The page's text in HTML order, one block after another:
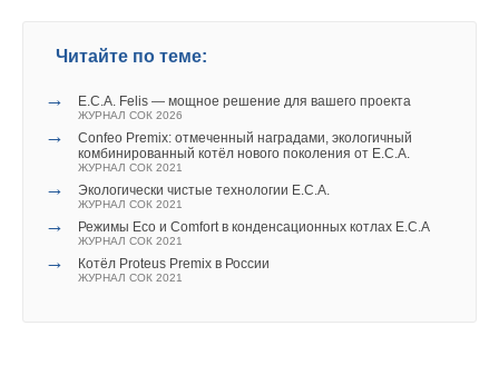
Читайте по теме:
→ E.C.A. Felis — мощное решение для вашего проекта
ЖУРНАЛ СОК 2026
→
Confeo Premix: отмеченный наградами, экологичный
комбинированный котёл нового поколения от E.C.A.
ЖУРНАЛ СОК 2021
→ Экологически чистые технологии E.C.A.
ЖУРНАЛ СОК 2021
→ Режимы Eco и Comfort в конденсационных котлах E.C.A
ЖУРНАЛ СОК 2021
→ Котёл Proteus Premix в России
ЖУРНАЛ СОК 2021
водорода является развитие производства биометана.
от солнца и ветра — это самая реальная перспектива
систем климатизации городов и зданий на Украине в XXI
веке.
В каких странах Евросоюза развиваются системы ЦТ?
Исключительно в тех странах, где правительства имеют
В этой теме еще нет комментариев
Добавить комментарий
Ваше имя *